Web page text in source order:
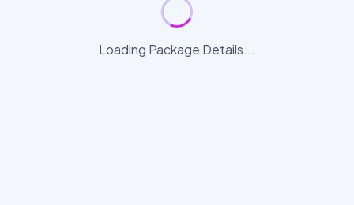
Loading Package Details...